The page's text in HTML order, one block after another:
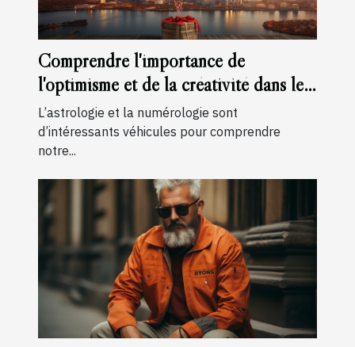
Comprendre l'importance de
l'optimisme et de la créativité dans le
chiffre du chemin de vie 3
L’astrologie et la numérologie sont
d’intéressants véhicules pour comprendre
notre...